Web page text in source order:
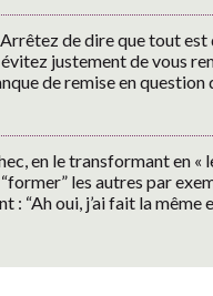
Arrêtez de dire que tout est
justement de vous
de remise en question
en le transformant en «
les autres par
: “Ah oui, j’ai fait la même